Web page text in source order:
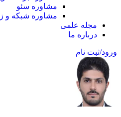
مشاوره سئو
مشاوره شبکه و
مجله علمی
درباره ما
ورود/ثبت نام